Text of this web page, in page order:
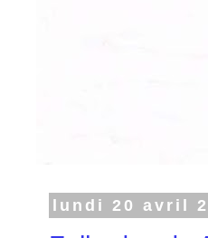
lundi 20 avril